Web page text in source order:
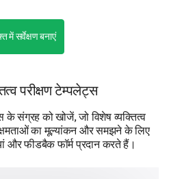
में सर्वेक्षण बनाएं
परीक्षण टेम्पलेट्स
के संग्रह को खोजें, जो विशेष व्यक्तित्व
का मूल्यांकन और समझने के लिए
और फीडबैक फॉर्म प्रदान करते हैं।